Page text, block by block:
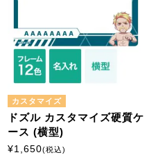
カスタマイズ
ドズル カスタマイズ硬質ケ
ース (横型)
¥1,650(税込)